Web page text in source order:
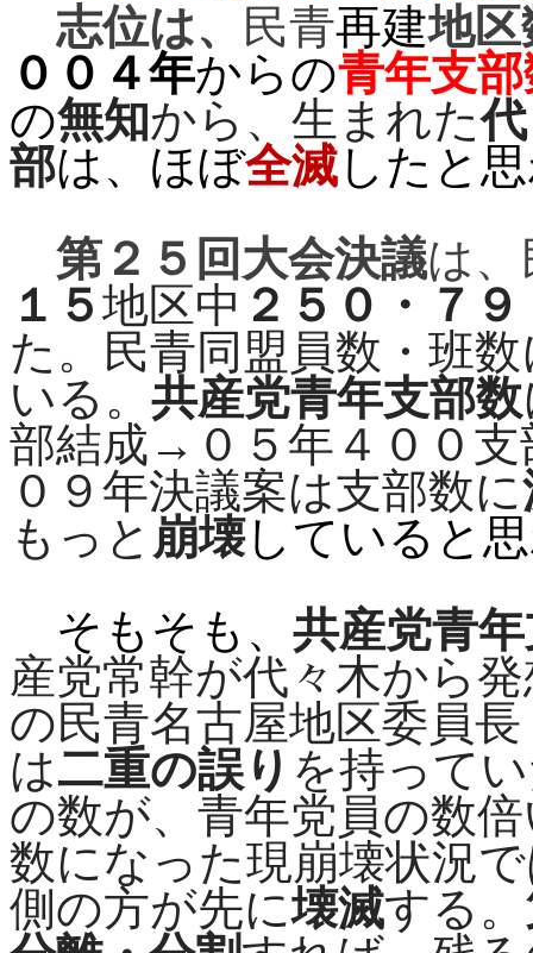
志位は、 民青再建地区
００４年からの青年支
の無知から、生まれた
部は、ほぼ全滅したと
第２５回大会決議は
１５地区中 ２５０・７
た。民青同盟員数・班
いる。 共産党青年支部数
部結成→０５年４００支
０９年決議案は支部数に
もっと 崩壊していると
そもそも、 共産党青
産党常幹が代々木から
の民青名古屋地区委員
は二重の誤り を持って
の数が、青年党員の数
数になった現崩壊状況
側の方が先に壊滅する。